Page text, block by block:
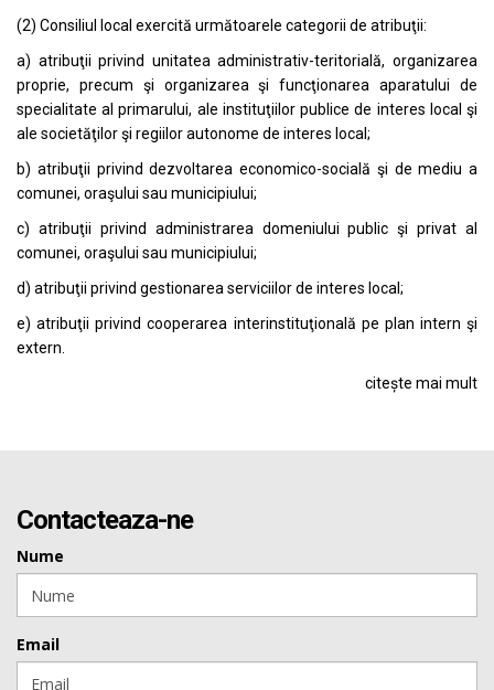
(2) Consiliul local exercită următoarele categorii de atribuţii:
a) atribuţii privind unitatea administrativ-teritorială, organizarea
proprie, precum şi organizarea şi funcţionarea aparatului de
specialitate al primarului, ale instituţiilor publice de interes local şi
ale societăţilor şi regiilor autonome de interes local;
b) atribuţii privind dezvoltarea economico-socială şi de mediu a
comunei, oraşului sau municipiului;
c) atribuţii privind administrarea domeniului public şi privat al
comunei, oraşului sau municipiului;
d) atribuţii privind gestionarea serviciilor de interes local;
e) atribuţii privind cooperarea interinstituţională pe plan intern şi
extern.
citește mai mult
Contacteaza-ne
Nume
Email